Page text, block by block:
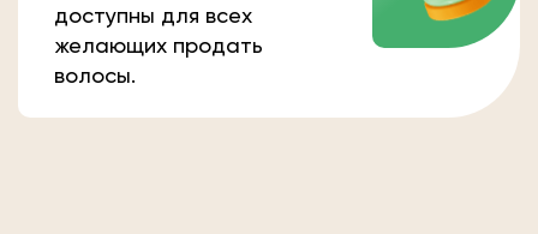
доступны для всех
желающих продать
волосы.